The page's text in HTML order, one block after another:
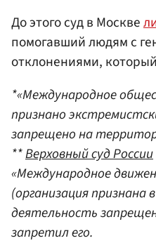
До этого суд в Москве
помогавший людям с
отклонениями,
*«Международное
признано
запрещено на
**Верховный суд России
«Международное
(организация
деятельность
запретил его.